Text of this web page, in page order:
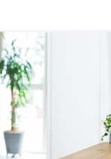
定
買
。
口
が
か